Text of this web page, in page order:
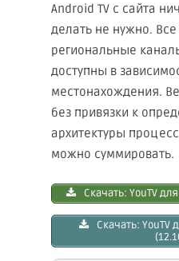
Android TV с сайта
делать не нужно.
региональные
доступны в
местонахождения.
без привязки к
архитектуры
можно суммировать.
Скачать: YоuTV
Скачать: YоuTV